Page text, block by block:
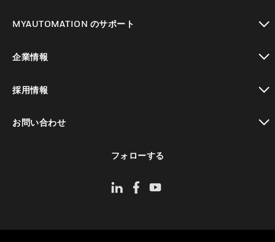
MYAUTOMATION のサポート
企業情報
採用情報
お問い合わせ
フォローする